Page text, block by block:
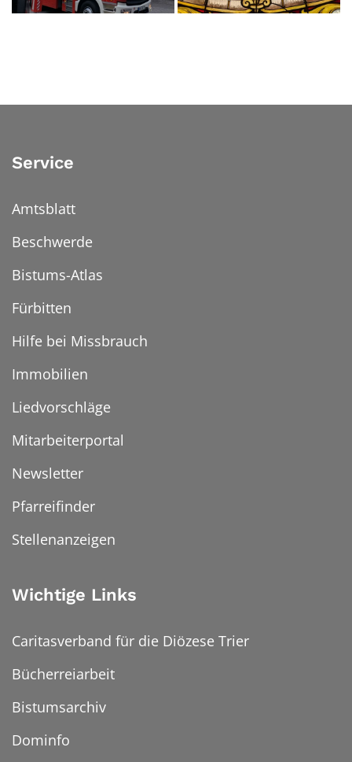
Service
Amtsblatt
Beschwerde
Bistums-Atlas
Fürbitten
Hilfe bei Missbrauch
Immobilien
Liedvorschläge
Mitarbeiterportal
Newsletter
Pfarreifinder
Stellenanzeigen
Wichtige Links
Caritasverband für die Diözese Trier
Bücherreiarbeit
Bistumsarchiv
Dominfo